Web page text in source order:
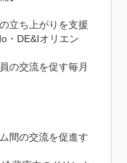
立ち上がりを支援
・DE&Iオリエン
の交流を促す毎月
間の交流を促進す